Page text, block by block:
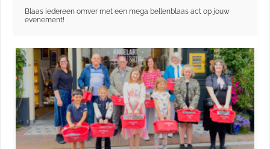
Blaas iedereen omver met een mega bellenblaas act op jouw
evenement!